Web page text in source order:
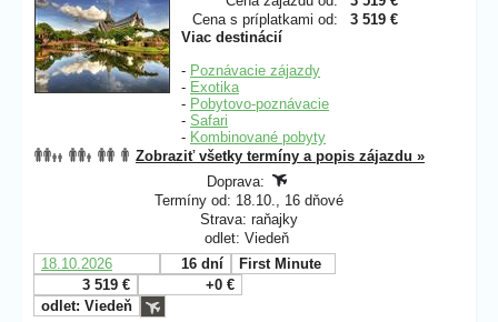
Cena s príplatkami od:
3 519 €
Viac destinácií
- Poznávacie zájazdy
- Exotika
- Pobytovo-poznávacie
- Safari
- Kombinované pobyty
Zobraziť všetky termíny a popis zájazdu »
Doprava:
Termíny od: 18.10., 16 dňové
Strava: raňajky
odlet: Viedeň
18.10.2026
16 dní
First Minute
3 519 €
+0 €
odlet: Viedeň